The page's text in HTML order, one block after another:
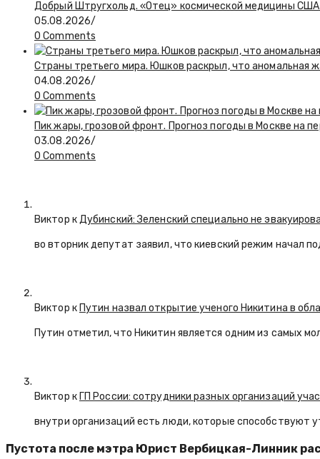
Добрый Штругхольд. «Отец» космической медицины
05.08.2026/
0 Comments
Страны третьего мира. Юшков раскрыл, что аномальная
04.08.2026/
0 Comments
Пик жары, грозовой фронт. Прогноз погоды в Москве на
03.08.2026/
0 Comments
Виктор кДубинский: Зеленский специально не
во вторник депутат заявил, что киевский режим начал
Виктор кПутин назвал открытие ученого Никитина в
Путин отметил, что Никитин является одним из самых
Виктор кГП России: сотрудники разных организаций
внутри организаций есть люди, которые способствуют
Пустота после мэтра Юрист Вербицкая-Линник